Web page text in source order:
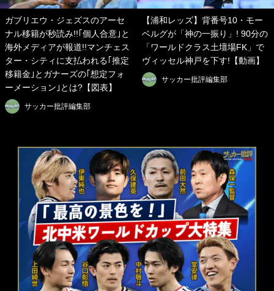
ガブリエウ・ジェズスのアーセ
ナル移籍が秒読み!!｢個人合意｣と
海外メディアが報道!!マンチェス
ター・シティに支払われる｢推定
移籍金｣とガナーズの｢想定フォ
ーメーション｣とは?【図表】
サッカー批評編集部
【浦和レッズ】背番号10・モー
ベルグが「神の一振り」! 90分の
「ワールドクラス土壇場FK」で
ヴィッセル神戸を下す!【動画】
サッカー批評編集部